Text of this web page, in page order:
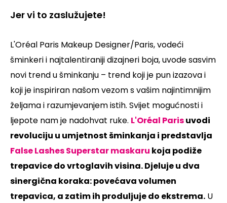
Jer vi to zaslužujete!
L'Oréal Paris Makeup Designer/Paris, vodec´i
šminkeri i najtalentiraniji dizajneri boja, uvode sasvim
novi trend u šminkanju – trend koji je pun izazova i
koji je inspiriran našom vezom s vašim najintimnijim
željama i razumjevanjem istih. Svijet moguc´nosti i
ljepote nam je nadohvat ruke. L'Oréal Parisuvodi
revoluciju u umjetnost šminkanja i predstavlja
False Lashes Superstar maskaru koja podiže
trepavice do vrtoglavih visina. Djeluje u dva
sinergična koraka: povećava volumen
trepavica, a zatim ih produljuje do ekstrema. U